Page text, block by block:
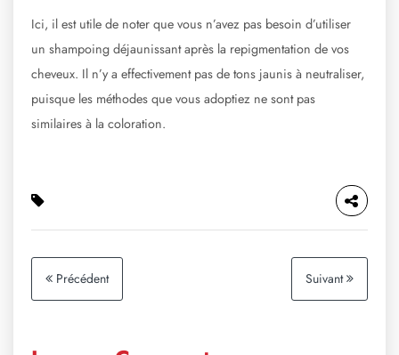
Ici, il est utile de noter que vous n’avez pas besoin d’utiliser
un shampoing déjaunissant après la repigmentation de vos
cheveux. Il n’y a effectivement pas de tons jaunis à neutraliser,
puisque les méthodes que vous adoptiez ne sont pas
similaires à la coloration.
Précédent Suivant